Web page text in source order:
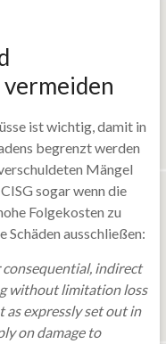
ist wichtig, damit in
begrenzt werden
Mängel
sogar wenn die
Folgekosten zu
Schäden ausschließen:
consequential, indirect
without limitation loss
expressly set out in
on damage to